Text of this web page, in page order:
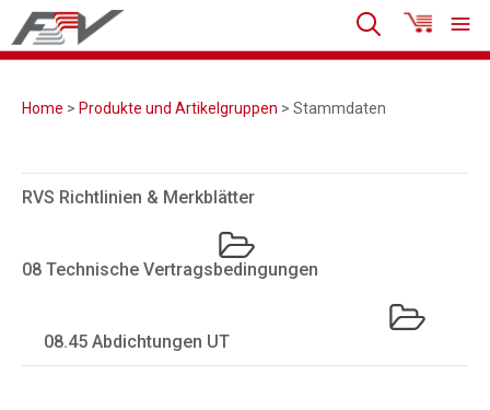
Home > Produkte und Artikelgruppen > Stammdaten
RVS Richtlinien & Merkblätter
08 Technische Vertragsbedingungen
08.45 Abdichtungen UT